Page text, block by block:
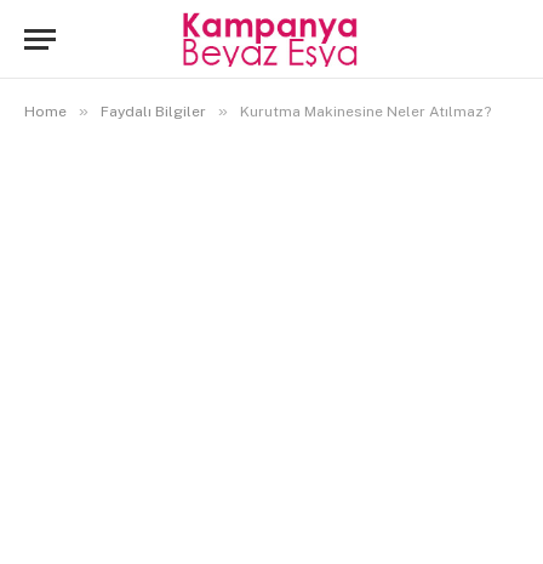
Home » Faydalı Bilgiler » Kurutma Makinesine Neler Atılmaz?